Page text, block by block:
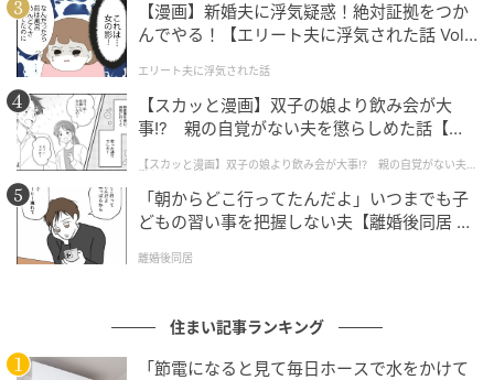
意点がいくつかあります。市販品とは違って防腐剤が
入っていないため、完成後は冷暗所で保管し、1〜2週
間程度で使い切りましょう。
肌に直接つけないことや、ペット（特に猫や小鳥な
ど）がいる空間での使用は控えることも忘れずに。
コツ③「繰り返し使える除湿剤」を利用
ちなので、除湿剤を利用して気になる場所の湿気をこ
まめに除去する方法は有効です。
【漫画】新婚夫に浮気疑惑！絶対証拠をつか
んでやる！【エリート夫に浮気された話 Vol.
エリート夫に浮気された話
【スカッと漫画】双子の娘より飲み会が大
事!? 親の自覚がない夫を懲らしめた話【第1
【スカッと漫画】双子の娘より飲み会が大事!? 親の自覚がない夫を
懲らしめた話
「朝からどこ行ってたんだよ」いつまでも子
どもの習い事を把握しない夫【離婚後同居 Vo
離婚後同居
住まい記事ランキング
「節電になると見て毎日ホースで水をかけて